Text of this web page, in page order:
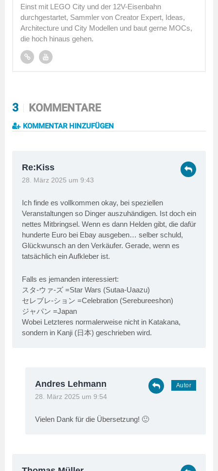
Einst mit LEGO City und der 12V-Eisenbahn
durchgestartet, Sammler von Creator Expert, Ideas,
Architecture und City Modellen und baut gerne MOCs,
die hoch hinaus gehen.
3 KOMMENTARE
KOMMENTAR HINZUFÜGEN
Re:Kiss
28. März 2025 um 9:43
Ich finde es vollkommen okay, bei speziellen
Veranstaltungen so Dinger auszuhändigen. Ist doch ein
nettes Mitbringsel. Wenn es dann Helden gibt, die dafür
hunderte Euro bei Ebay ausgeben… selber schuld,
Glückwunsch an den Verkäufer. Gerade, wenn es
tatsächlich ein Aufkleber ist.
Falls es jemanden interessiert:
スタ-ウァ-ズ =Star Wars (Sutaa-Uaazu)
セレブレ-ション =Celebration (Serebureeshon)
ジャパン =Japan
Wobei Letzteres normalerweise nicht in Katakana,
sondern in Kanji (日本) geschrieben wird.
Andres Lehmann
28. März 2025 um 9:54
Vielen Dank für die Übersetzung! 🙂